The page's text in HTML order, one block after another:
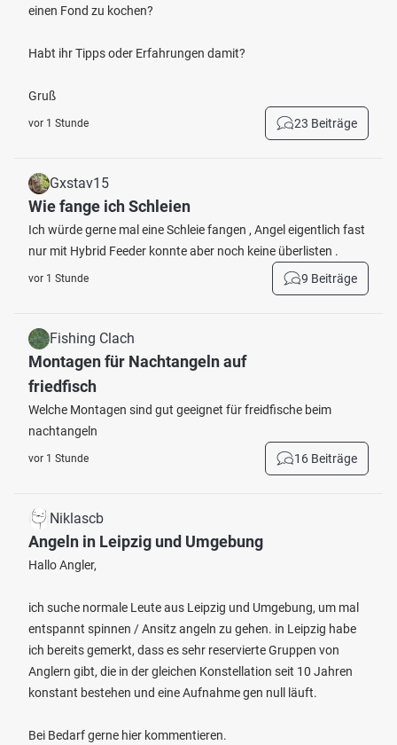
einen Fond zu kochen?
Habt ihr Tipps oder Erfahrungen damit?
Gruß
vor 1 Stunde 23 Beiträge
Gxstav15
Wie fange ich Schleien
Ich würde gerne mal eine Schleie fangen , Angel eigentlich fast
nur mit Hybrid Feeder konnte aber noch keine überlisten .
vor 1 Stunde 9 Beiträge
Fishing Clach
Montagen für Nachtangeln auf
friedfisch
Welche Montagen sind gut geeignet für freidfische beim
nachtangeln
vor 1 Stunde 16 Beiträge
Niklascb
Angeln in Leipzig und Umgebung
Hallo Angler,
ich suche normale Leute aus Leipzig und Umgebung, um mal
entspannt spinnen / Ansitz angeln zu gehen. in Leipzig habe
ich bereits gemerkt, dass es sehr reservierte Gruppen von
Anglern gibt, die in der gleichen Konstellation seit 10 Jahren
konstant bestehen und eine Aufnahme gen null läuft.
Bei Bedarf gerne hier kommentieren.